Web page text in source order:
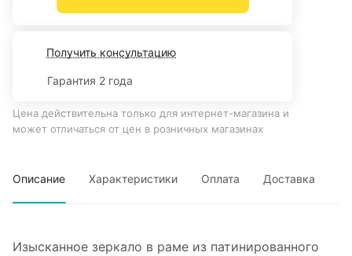
Получить консультацию
Гарантия 2 года
Цена действительна только для интернет-магазина и
может отличаться от цен в розничных магазинах
Описание Характеристики Оплата Доставка
Изысканное зеркало в раме из патинированного